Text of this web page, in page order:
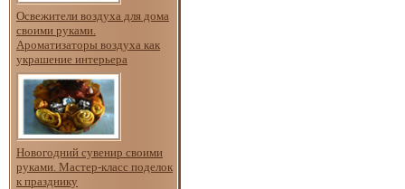
Освежители воздуха для дома
своими руками.
Ароматизаторы воздуха как
украшение интерьера
Новогодний сувенир своими
руками. Мастер-класс поделок
к празднику